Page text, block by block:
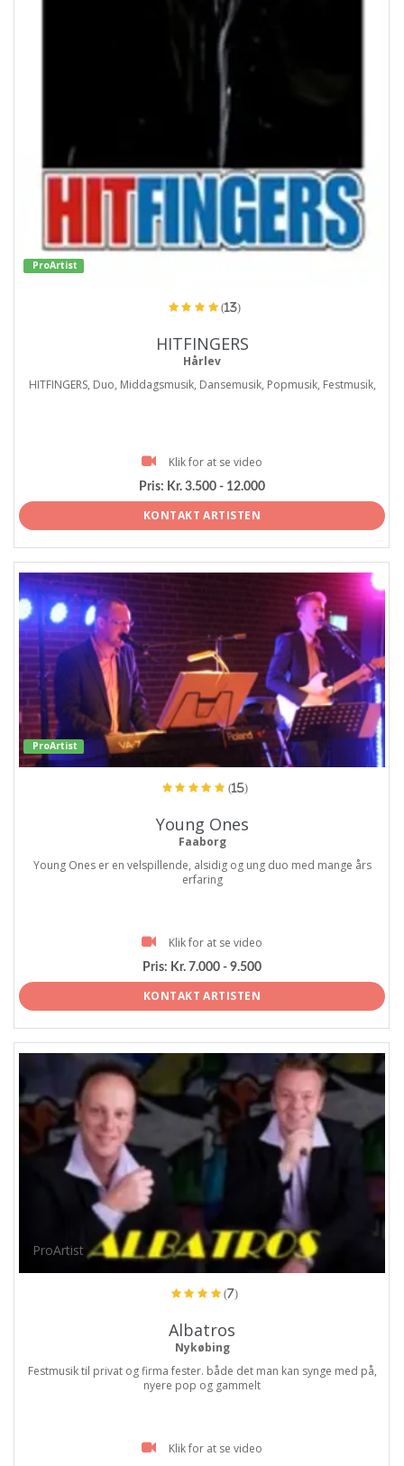
ProArtist
(13)
HITFINGERS
Hårlev
HITFINGERS, Duo, Middagsmusik, Dansemusik, Popmusik, Festmusik,
Klik for at se video
Pris: Kr. 3.500 - 12.000
KONTAKT ARTISTEN
ProArtist
(15)
Young Ones
Faaborg
Young Ones er en velspillende, alsidig og ung duo med mange års
erfaring
Klik for at se video
Pris: Kr. 7.000 - 9.500
KONTAKT ARTISTEN
ProArtist
(7)
Albatros
Nykøbing
Festmusik til privat og firma fester. både det man kan synge med på,
nyere pop og gammelt
Klik for at se video